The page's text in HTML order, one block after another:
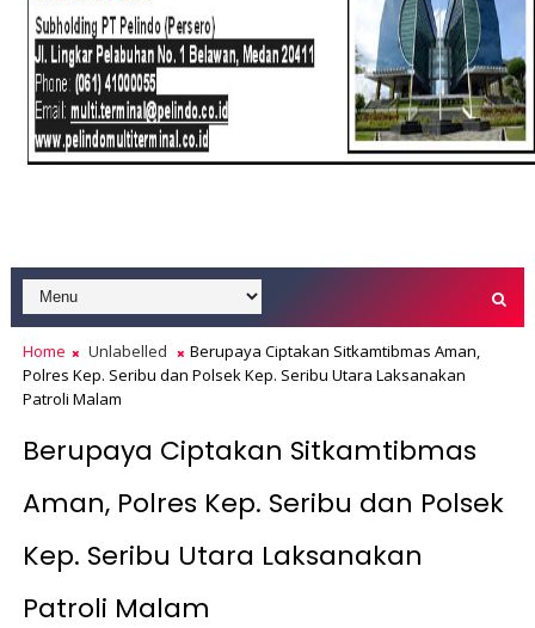
Home Unlabelled
Berupaya Ciptakan Sitkamtibmas Aman,
Polres Kep. Seribu dan Polsek Kep. Seribu Utara Laksanakan
Patroli Malam
Berupaya Ciptakan Sitkamtibmas
Aman, Polres Kep. Seribu dan Polsek
Kep. Seribu Utara Laksanakan
Patroli Malam